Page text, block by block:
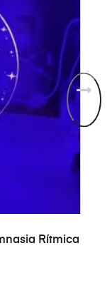
Rítmica